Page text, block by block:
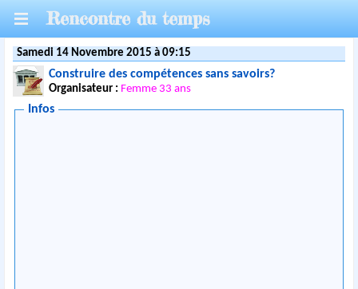
Rencontre du temps
Samedi 14 Novembre 2015 à 09:15
Construire des compétences sans savoirs?
Organisateur : Femme 33 ans
Infos